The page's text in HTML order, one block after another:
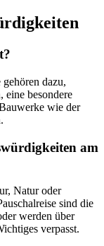
dazu,
eine besondere
wie der
am
Natur oder
sind die
werden über
verpasst.